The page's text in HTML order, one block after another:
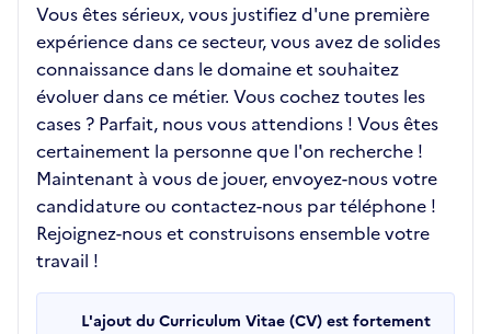
Vous êtes sérieux, vous justifiez d'une première
expérience dans ce secteur, vous avez de solides
connaissance dans le domaine et souhaitez
évoluer dans ce métier. Vous cochez toutes les
cases ? Parfait, nous vous attendions ! Vous êtes
certainement la personne que l'on recherche !
Maintenant à vous de jouer, envoyez-nous votre
candidature ou contactez-nous par téléphone !
Rejoignez-nous et construisons ensemble votre
travail !
L'ajout du Curriculum Vitae (CV) est fortement